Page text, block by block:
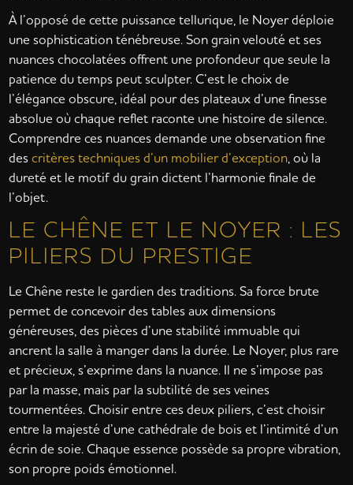
À l’opposé de cette puissance tellurique, le Noyer déploie
une sophistication ténébreuse. Son grain velouté et ses
nuances chocolatées offrent une profondeur que seule la
patience du temps peut sculpter. C’est le choix de
l’élégance obscure, idéal pour des plateaux d’une finesse
absolue où chaque reflet raconte une histoire de silence.
Comprendre ces nuances demande une observation fine
descritères techniques d’un mobilier d’exception , où la
dureté et le motif du grain dictent l’harmonie finale de
l’objet.
LE CHÊNE ET LE NOYER : LES
PILIERS DU PRESTIGE
Le Chêne reste le gardien des traditions. Sa force brute
permet de concevoir des tables aux dimensions
généreuses, des pièces d’une stabilité immuable qui
ancrent la salle à manger dans la durée. Le Noyer, plus rare
et précieux, s’exprime dans la nuance. Il ne s’impose pas
par la masse, mais par la subtilité de ses veines
tourmentées. Choisir entre ces deux piliers, c’est choisir
entre la majesté d’une cathédrale de bois et l’intimité d’un
écrin de soie. Chaque essence possède sa propre vibration,
son propre poids émotionnel.